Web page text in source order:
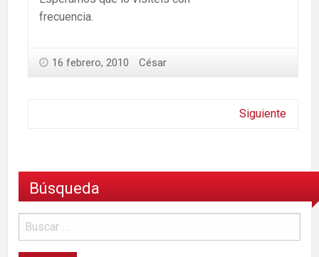
frecuencia.
16 febrero, 2010 César
Siguiente
Búsqueda